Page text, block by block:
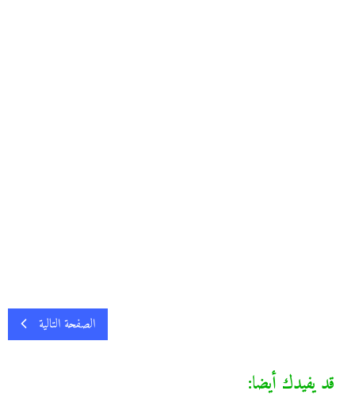
الصفحة التالية
قد يفيدك أيضا: